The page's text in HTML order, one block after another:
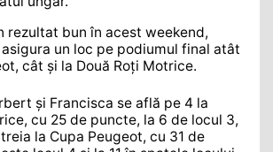
rezultat bun în acest weekend,
un loc pe podiumul final atât
cât și la Două Roți Motrice.
și Francisca se află pe 4 la
cu 25 de puncte, la 6 de locul 3,
la Cupa Peugeot, cu 31 de